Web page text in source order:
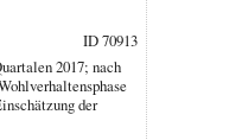
ID 70913
2017; nach
der